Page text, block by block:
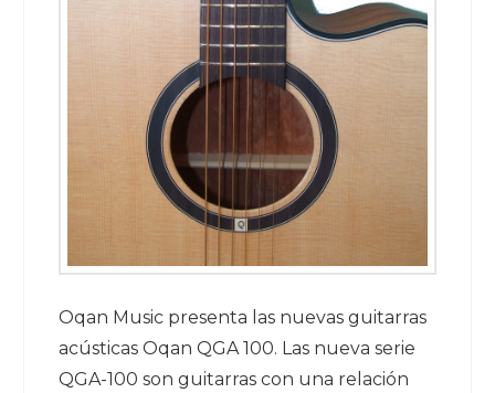
Oqan Music presenta las nuevas guitarras
acústicas Oqan QGA 100. Las nueva serie
QGA-100 son guitarras con una relación